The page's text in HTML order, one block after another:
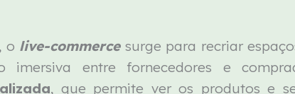
o live-commerce surge para recriar
imersiva entre fornecedores e
, que permite ver os produtos e